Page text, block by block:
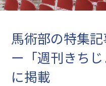
馬術部の特集
ー「週刊きち
に掲載